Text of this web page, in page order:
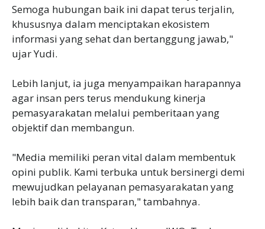
Semoga hubungan baik ini dapat terus terjalin,
khususnya dalam menciptakan ekosistem
informasi yang sehat dan bertanggung jawab,"
ujar Yudi.
Lebih lanjut, ia juga menyampaikan harapannya
agar insan pers terus mendukung kinerja
pemasyarakatan melalui pemberitaan yang
objektif dan membangun.
"Media memiliki peran vital dalam membentuk
opini publik. Kami terbuka untuk bersinergi demi
mewujudkan pelayanan pemasyarakatan yang
lebih baik dan transparan," tambahnya.